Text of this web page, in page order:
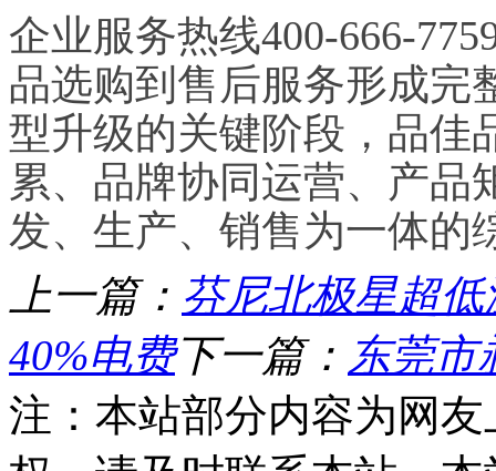
企业服务热线400-666-
品选购到售后服务形成完
型升级的关键阶段，品佳
累、品牌协同运营、产品
发、生产、销售为一体的
上一篇： 芬尼北极星超
40%电费下一篇： 东莞市
注：本站部分内容为网